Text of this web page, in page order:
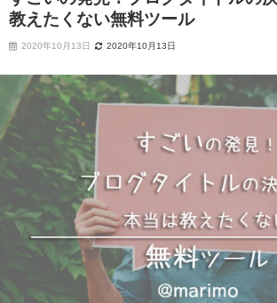
教えたくない無料ツール
2020年10月13日 2020年10月13日